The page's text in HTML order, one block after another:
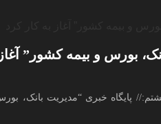
بورس و بیمه کشور”
پایگاه خبری “مدیریت بانک،